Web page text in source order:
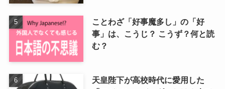
ことわざ「好事魔多し」の「好
事」は、こうじ？ こうず？何と読
む？
天皇陛下が高校時代に愛用した